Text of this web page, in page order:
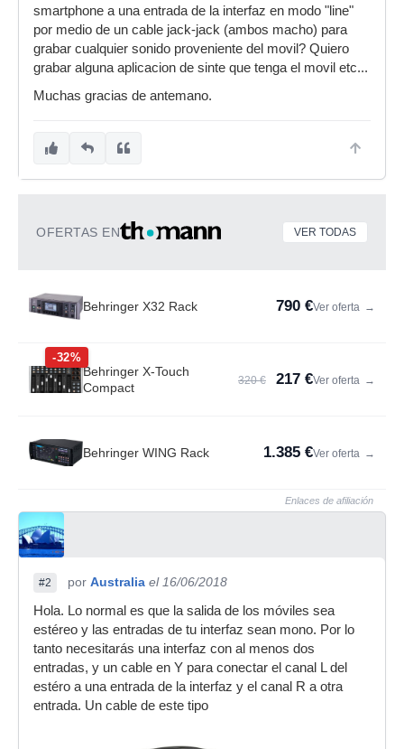
smartphone a una entrada de la interfaz en modo "line"
por medio de un cable jack-jack (ambos macho) para
grabar cualquier sonido proveniente del movil? Quiero
grabar alguna aplicacion de sinte que tenga el movil etc...
Muchas gracias de antemano.
OFERTAS EN VER TODAS
Behringer X32 Rack 790 €Ver oferta →
-32%
Behringer X-Touch
Compact
320 € 217 €Ver oferta →
Behringer WING Rack 1.385 €Ver oferta →
Enlaces de afiliación
#2 por Australia el 16/06/2018
Hola. Lo normal es que la salida de los móviles sea
estéreo y las entradas de tu interfaz sean mono. Por lo
tanto necesitarás una interfaz con al menos dos
entradas, y un cable en Y para conectar el canal L del
estéro a una entrada de la interfaz y el canal R a otra
entrada. Un cable de este tipo